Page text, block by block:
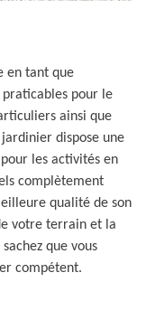
en tant que
pour le
ainsi que
dispose une
les activités en
complètement
qualité de son
votre terrain et la
que vous
compétent.